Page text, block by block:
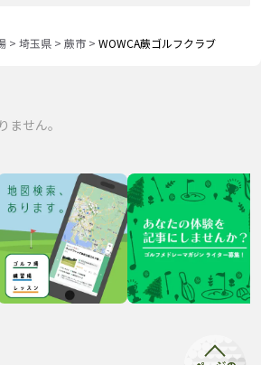
> 埼玉県 > 蕨市 > WOWCA蕨ゴルフクラブ
ません。